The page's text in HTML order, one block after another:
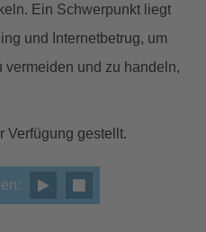
Ein Schwerpunkt liegt
und Internetbetrug, um
vermeiden und zu handeln,
Verfügung gestellt.